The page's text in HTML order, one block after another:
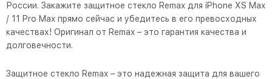
России. Закажите защитное стекло Remax для iPhone XS Max
/ 11 Pro Max прямо сейчас и убедитесь в его превосходных
качествах! Оригинал от Remax – это гарантия качества и
долговечности.
Защитное стекло Remax – это надежная защита для вашего